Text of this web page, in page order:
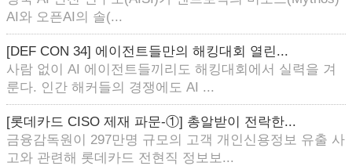
AI와 오픈AI의 솔(...
[DEF CON 34] 에이전트들만의 해킹대회 열린...
사람 없이 AI 에이전트들끼리도 해킹대회에서 실력을 겨
룬다. 인간 해커들의 경쟁에도 AI ...
[롯데카드 CISO 제재 파문-①] 총알받이 전락한...
금융감독원이 297만명 규모의 고객 개인신용정보 유출 사
고와 관련해 롯데카드 전현직 정보보...